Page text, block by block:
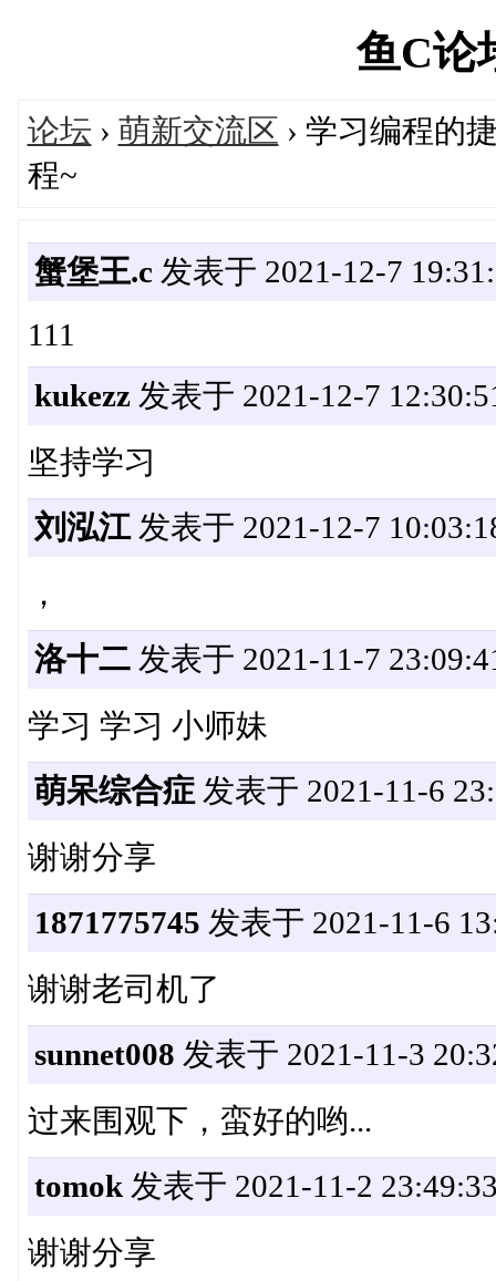
鱼C论
论坛 › 萌新交流区 › 学习编程的
程~
蟹堡王.c发表于 2021-12-7
111
kukezz发表于 2021-12-7
坚持学习
刘泓江发表于 2021-12-7
，
洛十二发表于 2021-11-7
学习 学习 小师妹
萌呆综合症发表于 2021-11-6
谢谢分享
1871775745 发表于 2021-11-6
谢谢老司机了
sunnet008 发表于 2021-11-3
过来围观下，蛮好的哟...
tomok发表于 2021-11-2
谢谢分享